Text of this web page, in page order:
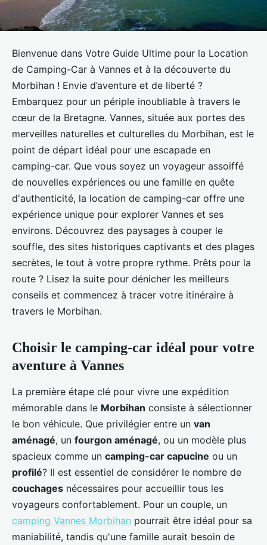
Bienvenue dans Votre Guide Ultime pour la Location
de Camping-Car à Vannes et à la découverte du
Morbihan ! Envie d’aventure et de liberté ?
Embarquez pour un périple inoubliable à travers le
cœur de la Bretagne. Vannes, située aux portes des
merveilles naturelles et culturelles du Morbihan, est le
point de départ idéal pour une escapade en
camping-car. Que vous soyez un voyageur assoiffé
de nouvelles expériences ou une famille en quête
d'authenticité, la location de camping-car offre une
expérience unique pour explorer Vannes et ses
environs. Découvrez des paysages à couper le
souffle, des sites historiques captivants et des plages
secrètes, le tout à votre propre rythme. Prêts pour la
route ? Lisez la suite pour dénicher les meilleurs
conseils et commencez à tracer votre itinéraire à
travers le Morbihan.
Choisir le camping-car idéal pour votre
aventure à Vannes
La première étape clé pour vivre une expédition
mémorable dans le Morbihan consiste à sélectionner
le bon véhicule. Que privilégier entre un van
aménagé, un fourgon aménagé, ou un modèle plus
spacieux comme un camping-car capucine ou un
profilé? Il est essentiel de considérer le nombre de
couchages nécessaires pour accueillir tous les
voyageurs confortablement. Pour un couple, un
camping Vannes Morbihan pourrait être idéal pour sa
maniabilité, tandis qu'une famille aurait besoin de